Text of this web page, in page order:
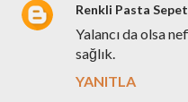
Renkli Pasta
Yalancı da olsa
sağlık.
YANITLA